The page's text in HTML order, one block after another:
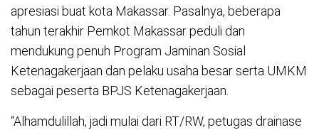
apresiasi buat kota Makassar. Pasalnya, beberapa
tahun terakhir Pemkot Makassar peduli dan
mendukung penuh Program Jaminan Sosial
Ketenagakerjaan dan pelaku usaha besar serta UMKM
sebagai peserta BPJS Ketenagakerjaan.
“Alhamdulillah, jadi mulai dari RT/RW, petugas drainase